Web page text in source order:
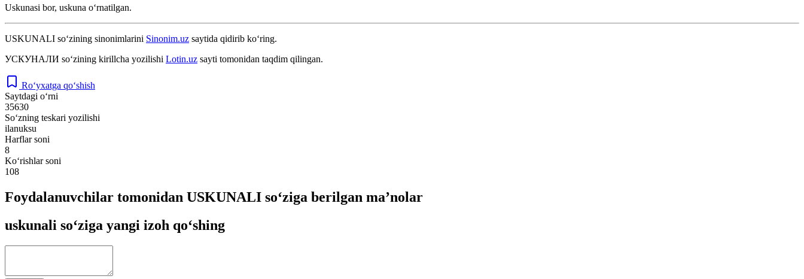
Uskunasi bor, uskuna oʻrnatilgan.
USKUNALI so‘zining sinonimlarini Sinonim.uz saytida qidirib ko‘ring.
УСКУНАЛИ so‘zining kirillcha yozilishi Lotin.uz sayti tomonidan taqdim qilingan.
Ro‘yxatga qo‘shish
Saytdagi o‘rni
35630
So‘zning teskari yozilishi
ilanuksu
Harflar soni
8
Ko‘rishlar soni
108
Foydalanuvchilar tomonidan USKUNALI so‘ziga berilgan ma’nolar
uskunali so‘ziga yangi izoh qo‘shing